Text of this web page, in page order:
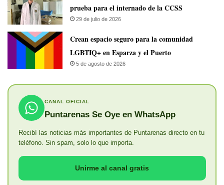
prueba para el internado de la CCSS
29 de julio de 2026
Crean espacio seguro para la comunidad
LGBTIQ+ en Esparza y el Puerto
5 de agosto de 2026
CANAL OFICIAL
Puntarenas Se Oye en WhatsApp
Recibí las noticias más importantes de Puntarenas directo en tu
teléfono. Sin spam, solo lo que importa.
Unirme al canal gratis